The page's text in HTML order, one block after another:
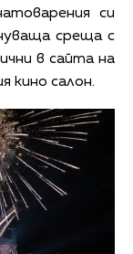
си
среща с
в сайта на
кино салон.